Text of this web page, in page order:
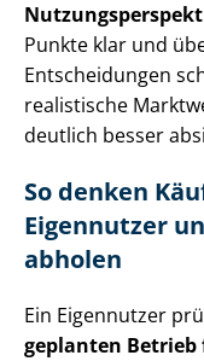
Punkte klar und
Entscheidungen
realistische
deutlich besser
So denken
Eigennutzer
abholen
Ein Eigennutzer
geplanten